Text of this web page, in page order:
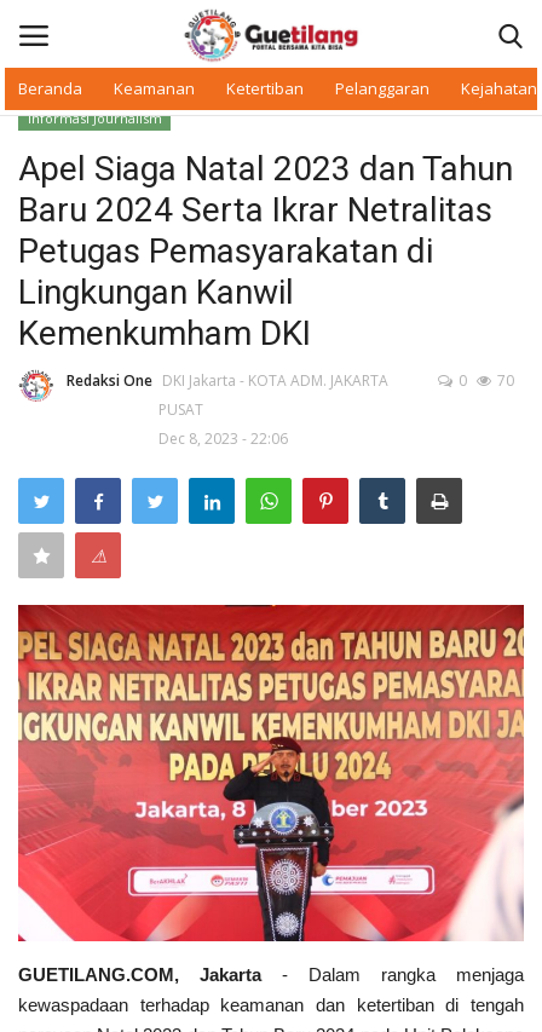
Beranda Keamanan Ketertiban Pelanggaran Kejahatan
Beranda
Daerah
Makan Bergizi
Warkop Digital
Ketertiban
Keamanan
Kejahatan
Cybers Event
UMKM & Ekonomi Kreatif
Pekerja Migran Indonesia
Ekonomi
Informasi Journalism
Informasi Journalism
Apel Siaga Natal 2023 dan Tahun
Baru 2024 Serta Ikrar Netralitas
Petugas Pemasyarakatan di
Lingkungan Kanwil
Kemenkumham DKI
Redaksi One DKI Jakarta - KOTA ADM. JAKARTA
PUSAT
Dec 8, 2023 - 22:06
0 70
⚠
GUETILANG.COM, Jakarta- Dalam rangka menjaga
kewaspadaan terhadap keamanan dan ketertiban di tengah